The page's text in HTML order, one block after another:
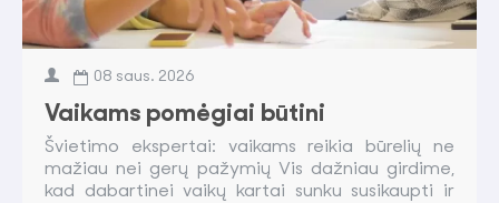
08 saus. 2026
Vaikams pomėgiai būtini
Švietimo ekspertai: vaikams reikia būrelių ne
mažiau nei gerų pažymių Vis dažniau girdime,
kad dabartinei vaikų kartai sunku susikaupti ir